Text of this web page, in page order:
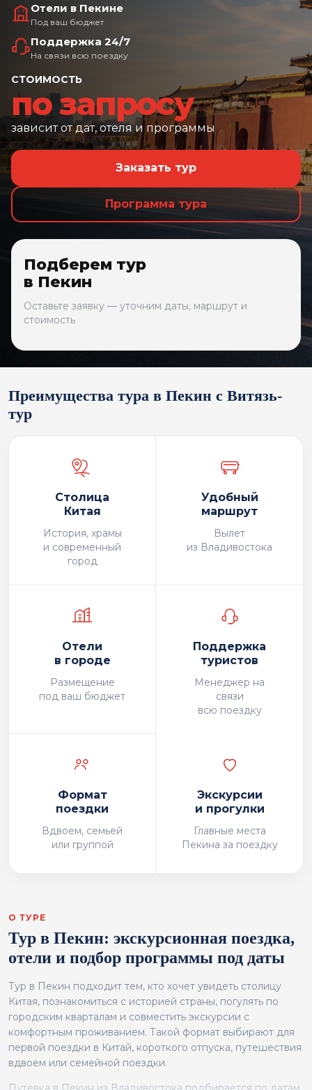
Отели в Пекине
Под ваш бюджет
Поддержка 24/7
На связи всю поездку
СТОИМОСТЬ
по запросу
зависит от дат, отеля и программы
Заказать тур
Программа тура
Подберем тур
в Пекин
Оставьте заявку — уточним даты, маршрут и
стоимость
Преимущества тура в Пекин с Витязь-
тур
Столица
Китая
История, храмы
и современный
город
Удобный
маршрут
Вылет
из Владивостока
Отели
в городе
Размещение
под ваш бюджет
Поддержка
туристов
Менеджер на
связи
всю поездку
Формат
поездки
Вдвоем, семьей
или группой
Экскурсии
и прогулки
Главные места
Пекина за поездку
О ТУРЕ
Тур в Пекин: экскурсионная поездка,
отели и подбор программы под даты
Тур в Пекин подходит тем, кто хочет увидеть столицу
Китая, познакомиться с историей страны, погулять по
городским кварталам и совместить экскурсии с
комфортным проживанием. Такой формат выбирают для
первой поездки в Китай, короткого отпуска, путешествия
вдвоем или семейной поездки.